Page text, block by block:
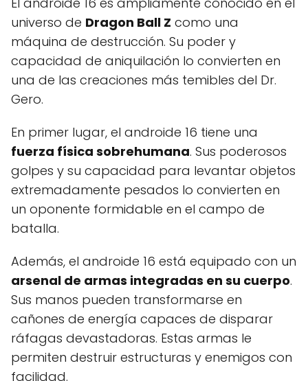
universo de Dragon Ball Z como una
máquina de destrucción. Su poder y
capacidad de aniquilación lo convierten en
una de las creaciones más temibles del Dr.
Gero.
En primer lugar, el androide 16 tiene una
fuerza física sobrehumana. Sus poderosos
golpes y su capacidad para levantar objetos
extremadamente pesados lo convierten en
un oponente formidable en el campo de
batalla.
Además, el androide 16 está equipado con un
arsenal de armas integradas en su cuerpo.
Sus manos pueden transformarse en
cañones de energía capaces de disparar
ráfagas devastadoras. Estas armas le
permiten destruir estructuras y enemigos con
facilidad.